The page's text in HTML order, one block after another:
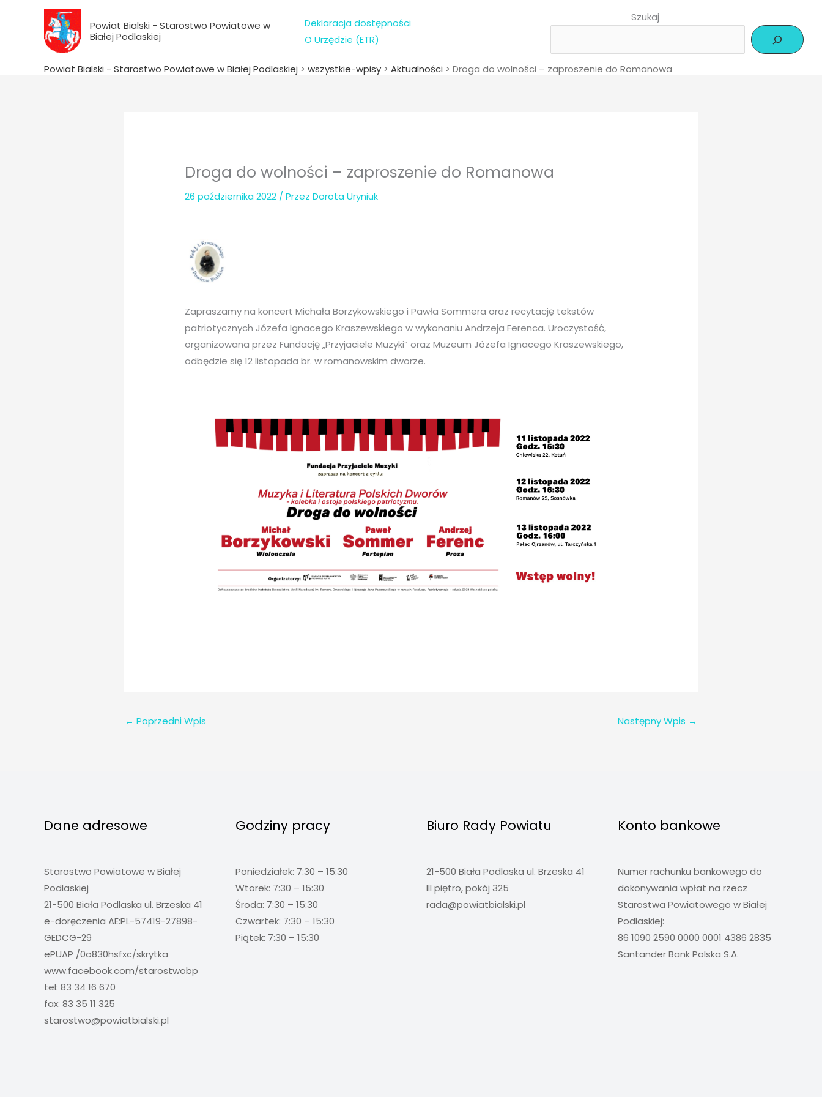
Powiat Bialski - Starostwo Powiatowe w
Białej Podlaskiej
Deklaracja dostępności
O Urzędzie (ETR)
Szukaj
Powiat Bialski - Starostwo Powiatowe w Białej Podlaskiej > wszystkie-wpisy > Aktualności > Droga do wolności – zaproszenie do Romanowa
Droga do wolności – zaproszenie do Romanowa
26 października 2022 / PrzezDorota Uryniuk
Zapraszamy na koncert Michała Borzykowskiego i Pawła Sommera oraz recytację tekstów
patriotycznych Józefa Ignacego Kraszewskiego w wykonaniu Andrzeja Ferenca. Uroczystość,
organizowana przez Fundację „Przyjaciele Muzyki” oraz Muzeum Józefa Ignacego Kraszewskiego,
odbędzie się 12 listopada br. w romanowskim dworze.
← Poprzedni Wpis Następny Wpis →
Dane adresowe
Starostwo Powiatowe w Białej
Podlaskiej
21-500 Biała Podlaska ul. Brzeska 41
e-doręczenia AE:PL-57419-27898-
GEDCG-29
ePUAP /0o830hsfxc/skrytka
www.facebook.com/starostwobp
tel: 83 34 16 670
fax: 83 35 11 325
starostwo@powiatbialski.pl
Godziny pracy
Poniedziałek: 7:30 – 15:30
Wtorek: 7:30 – 15:30
Środa: 7:30 – 15:30
Czwartek: 7:30 – 15:30
Piątek: 7:30 – 15:30
Biuro Rady Powiatu
21-500 Biała Podlaska ul. Brzeska 41
III piętro, pokój 325
rada@powiatbialski.pl
Konto bankowe
Numer rachunku bankowego do
dokonywania wpłat na rzecz
Starostwa Powiatowego w Białej
Podlaskiej:
86 1090 2590 0000 0001 4386 2835
Santander Bank Polska S.A.